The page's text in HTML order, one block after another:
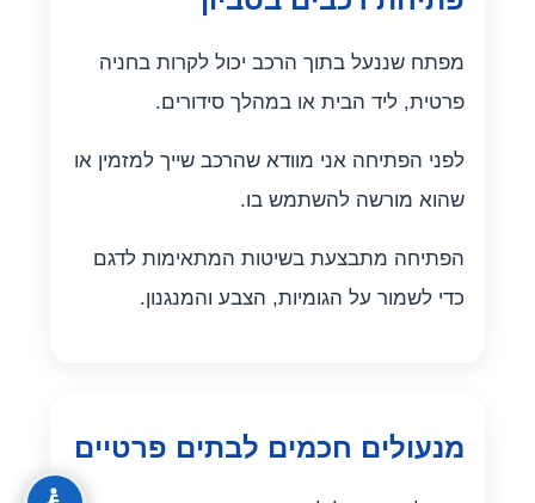
מפתח שננעל בתוך הרכב יכול לקרות בחניה
פרטית, ליד הבית או במהלך סידורים.
לפני הפתיחה אני מוודא שהרכב שייך למזמין או
שהוא מורשה להשתמש בו.
הפתיחה מתבצעת בשיטות המתאימות לדגם
כדי לשמור על הגומיות, הצבע והמנגנון.
מנעולים חכמים לבתים פרטיים